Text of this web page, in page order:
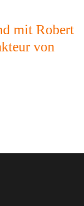
mit Robert
von